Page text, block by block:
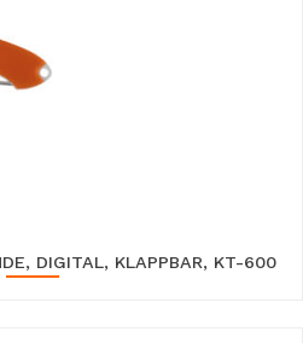
DIGITAL, KLAPPBAR, KT-600